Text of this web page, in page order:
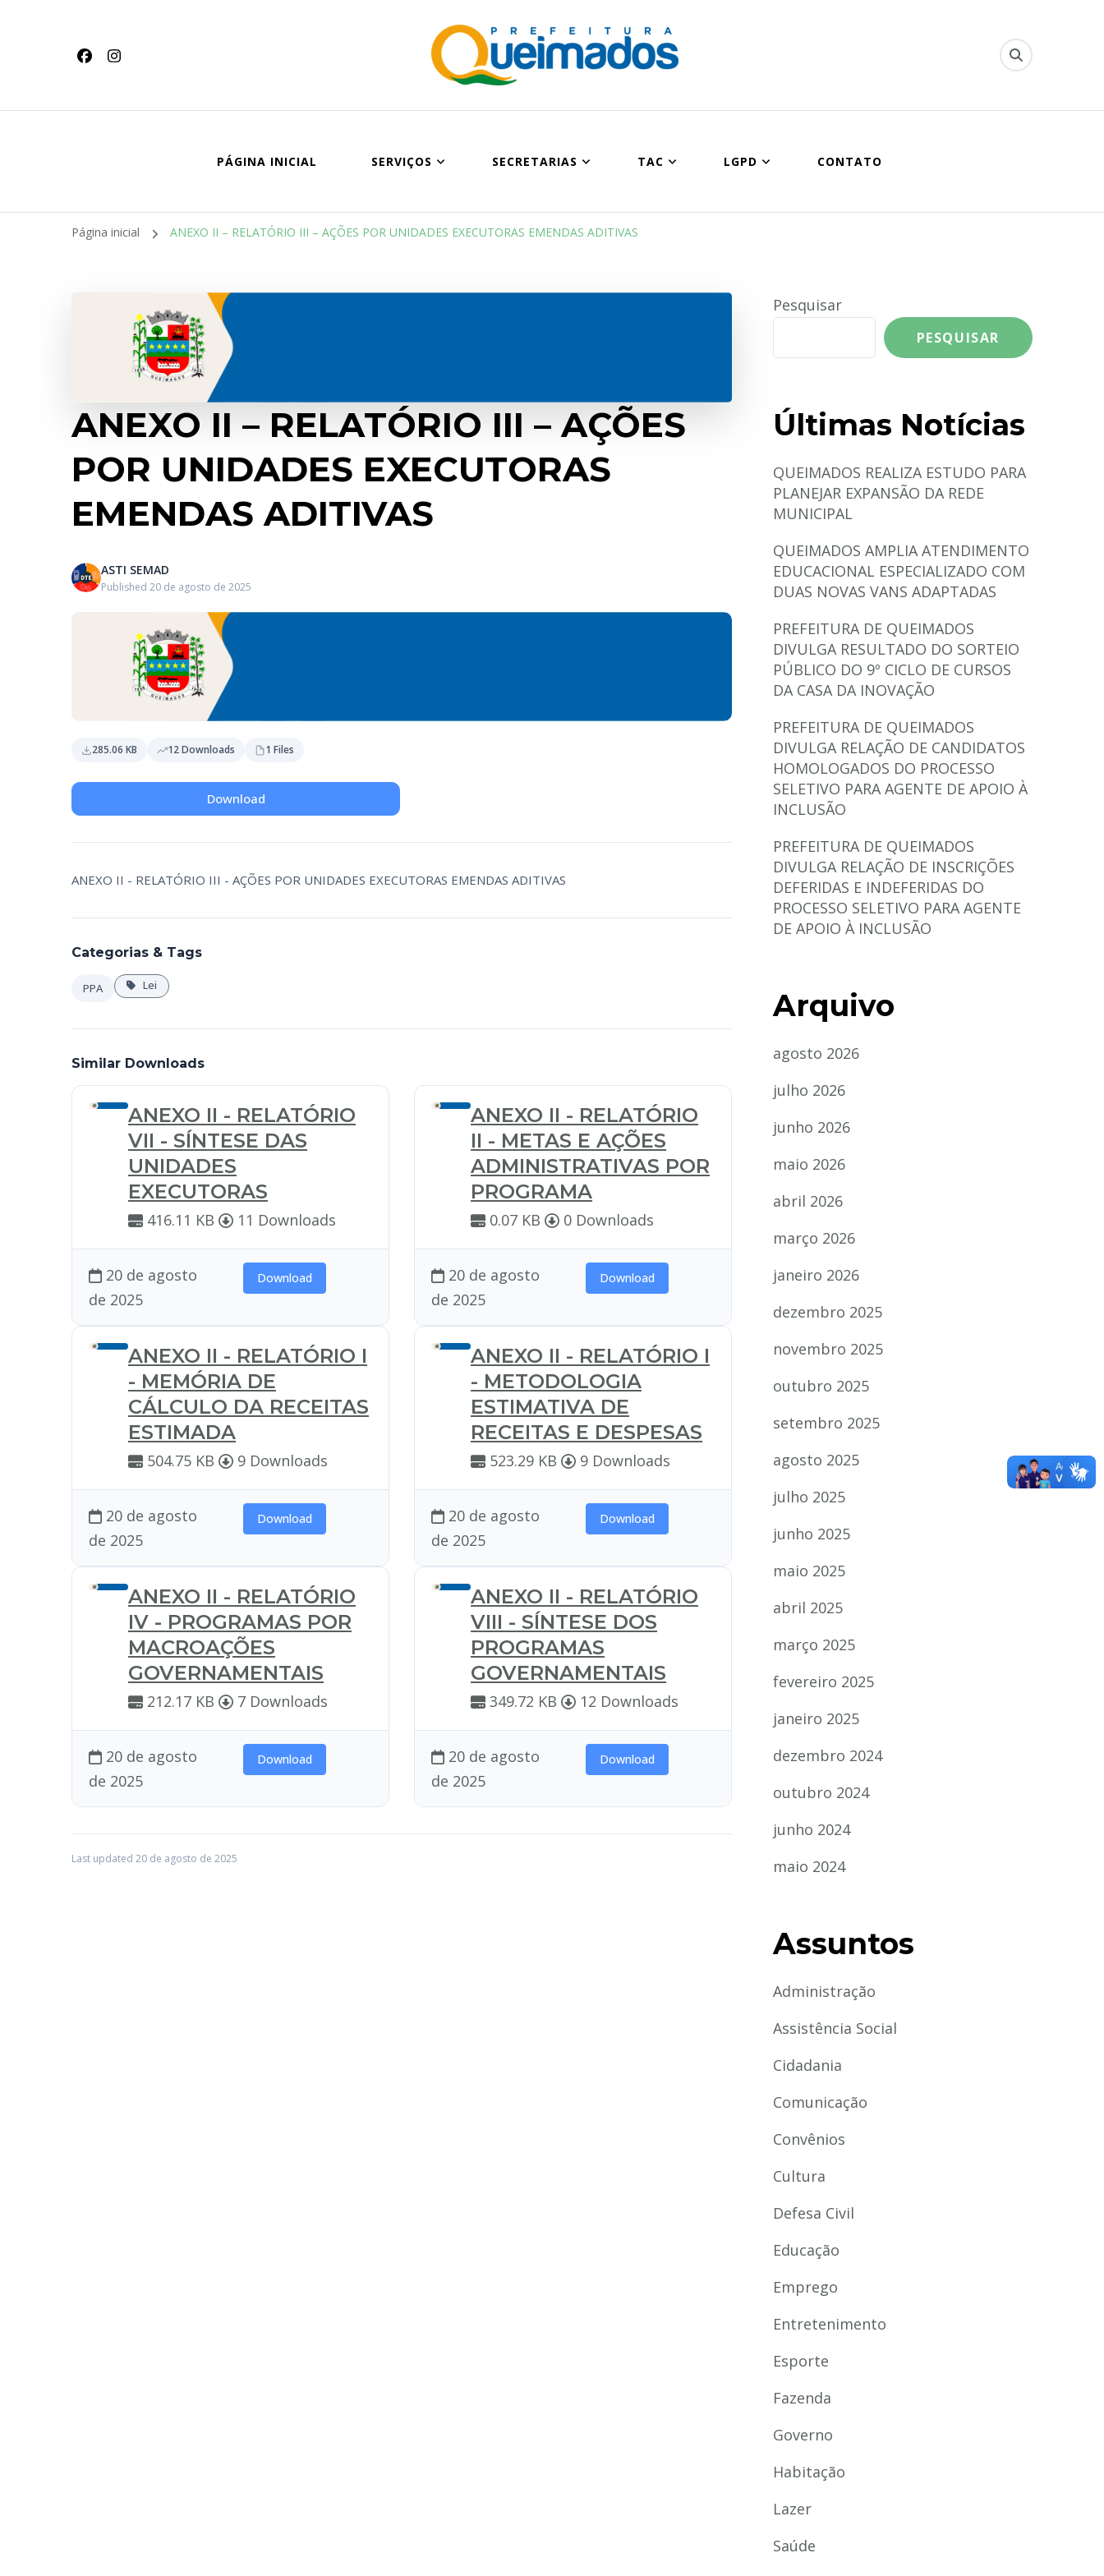
Prefeitura Municipal de Queimados
Site oficial do Município de Queimados
PÁGINA INICIAL SERVIÇOS SECRETARIAS TAC LGPD CONTATO
Página inicial ANEXO II – RELATÓRIO III – AÇÕES POR UNIDADES EXECUTORAS EMENDAS ADITIVAS
ANEXO II – RELATÓRIO III – AÇÕES
POR UNIDADES EXECUTORAS
EMENDAS ADITIVAS
ASTI SEMAD
Published 20 de agosto de 2025
285.06 KB 12 Downloads 1 Files
Download
ANEXO II - RELATÓRIO III - AÇÕES POR UNIDADES EXECUTORAS EMENDAS ADITIVAS
Categorias & Tags
PPA Lei
Similar Downloads
ANEXO II - RELATÓRIO
VII - SÍNTESE DAS
UNIDADES
EXECUTORAS
416.11 KB 11 Downloads
20 de agosto
de 2025
Download
ANEXO II - RELATÓRIO
II - METAS E AÇÕES
ADMINISTRATIVAS POR
PROGRAMA
0.07 KB 0 Downloads
20 de agosto
de 2025
Download
ANEXO II - RELATÓRIO I
- MEMÓRIA DE
CÁLCULO DA RECEITAS
ESTIMADA
504.75 KB 9 Downloads
20 de agosto
de 2025
Download
ANEXO II - RELATÓRIO I
- METODOLOGIA
ESTIMATIVA DE
RECEITAS E DESPESAS
523.29 KB 9 Downloads
20 de agosto
de 2025
Download
ANEXO II - RELATÓRIO
IV - PROGRAMAS POR
MACROAÇÕES
GOVERNAMENTAIS
212.17 KB 7 Downloads
20 de agosto
de 2025
Download
ANEXO II - RELATÓRIO
VIII - SÍNTESE DOS
PROGRAMAS
GOVERNAMENTAIS
349.72 KB 12 Downloads
20 de agosto
de 2025
Download
Last updated 20 de agosto de 2025
Pesquisar
PESQUISAR
Últimas Notícias
QUEIMADOS REALIZA ESTUDO PARA
PLANEJAR EXPANSÃO DA REDE
MUNICIPAL
QUEIMADOS AMPLIA ATENDIMENTO
EDUCACIONAL ESPECIALIZADO COM
DUAS NOVAS VANS ADAPTADAS
PREFEITURA DE QUEIMADOS
DIVULGA RESULTADO DO SORTEIO
PÚBLICO DO 9º CICLO DE CURSOS
DA CASA DA INOVAÇÃO
PREFEITURA DE QUEIMADOS
DIVULGA RELAÇÃO DE CANDIDATOS
HOMOLOGADOS DO PROCESSO
SELETIVO PARA AGENTE DE APOIO À
INCLUSÃO
PREFEITURA DE QUEIMADOS
DIVULGA RELAÇÃO DE INSCRIÇÕES
DEFERIDAS E INDEFERIDAS DO
PROCESSO SELETIVO PARA AGENTE
DE APOIO À INCLUSÃO
Arquivo
agosto 2026
julho 2026
junho 2026
maio 2026
abril 2026
março 2026
janeiro 2026
dezembro 2025
novembro 2025
outubro 2025
setembro 2025
agosto 2025
julho 2025
junho 2025
maio 2025
abril 2025
março 2025
fevereiro 2025
janeiro 2025
dezembro 2024
outubro 2024
junho 2024
maio 2024
Assuntos
Administração
Assistência Social
Cidadania
Comunicação
Convênios
Cultura
Defesa Civil
Educação
Emprego
Entretenimento
Esporte
Fazenda
Governo
Habitação
Lazer
Saúde